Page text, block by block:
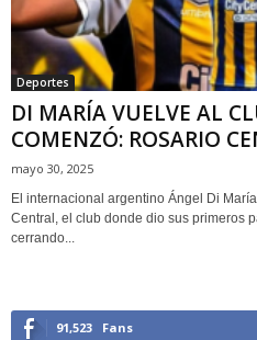
Deportes
DI MARÍA VUELVE AL
COMENZÓ: ROSARIO
mayo 30, 2025
El internacional argentino Ángel Di
Central, el club donde dio sus primeros
cerrando...
91,523 Fans